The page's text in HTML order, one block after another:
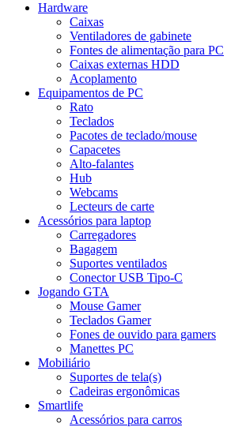
Hardware
Caixas
Ventiladores de gabinete
Fontes de alimentação para PC
Caixas externas HDD
Acoplamento
Equipamentos de PC
Rato
Teclados
Pacotes de teclado/mouse
Capacetes
Alto-falantes
Hub
Webcams
Lecteurs de carte
Acessórios para laptop
Carregadores
Bagagem
Suportes ventilados
Conector USB Tipo-C
Jogando GTA
Mouse Gamer
Teclados Gamer
Fones de ouvido para gamers
Manettes PC
Mobiliário
Suportes de tela(s)
Cadeiras ergonômicas
Smartlife
Acessórios para carros